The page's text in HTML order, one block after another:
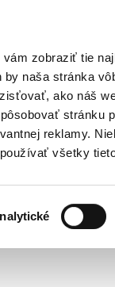
zobraziť tie
naša stránka
ako náš
stránku
reklamy.
všetky